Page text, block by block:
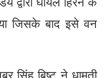
जिसके बाद इसे वन
सिंह बिष्ट ने धामती